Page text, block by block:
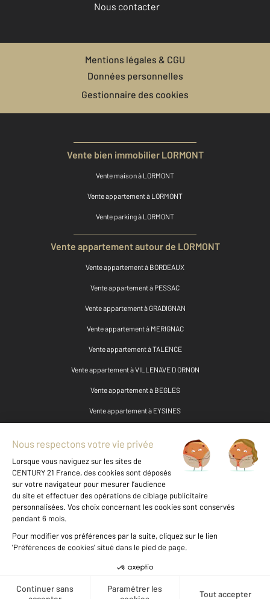
Nous contacter
Mentions légales & CGU
Données personnelles
Gestionnaire des cookies
Vente bien immobilier LORMONT
Vente maison à LORMONT
Vente appartement à LORMONT
Vente parking à LORMONT
Vente appartement autour de LORMONT
Vente appartement à BORDEAUX
Vente appartement à PESSAC
Vente appartement à GRADIGNAN
Vente appartement à MERIGNAC
Vente appartement à TALENCE
Vente appartement à VILLENAVE D ORNON
Vente appartement à BEGLES
Vente appartement à EYSINES
Vente appartement à ST MEDARD EN JALLES
Vente appartement à LANGON
Vente appartement à LE BOUSCAT
Vente appartement à LE TAILLAN MEDOC
Vente appartement à CENON